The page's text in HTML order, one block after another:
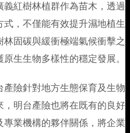
紅樹林植群作為苗木，透過
，不僅能有效提升濕地植生
固碳與緩衝極端氣候衝擊之
生生物多樣性的穩定發展。
險針對地方生態保育及生物
明台產險也將在既有的良好
業機構的夥伴關係，將企業